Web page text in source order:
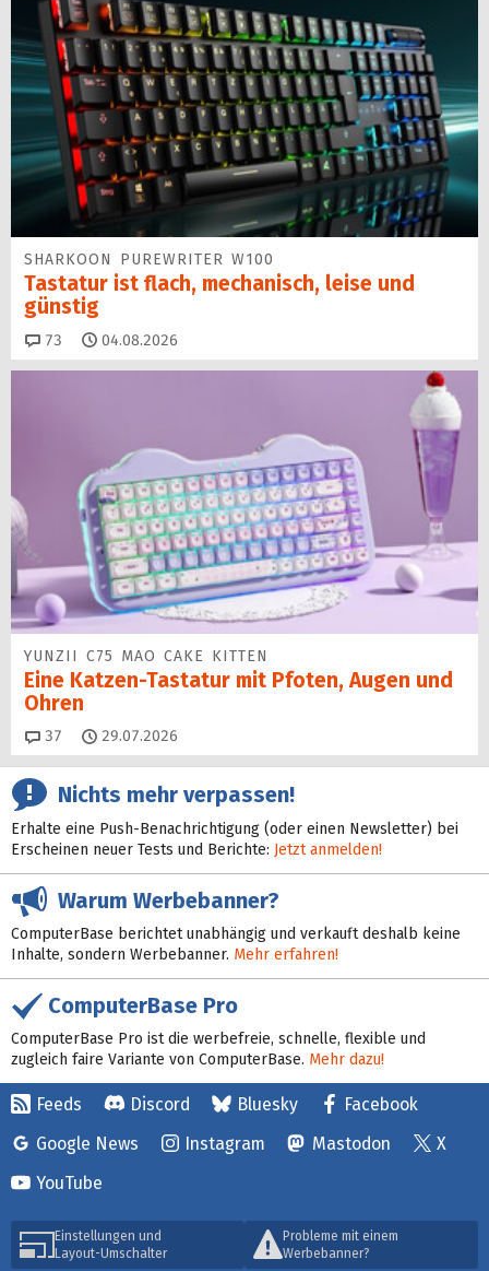
SHARKOON PUREWRITER W100
Tastatur ist flach, mechanisch, leise und
günstig
73 Kommentare
04.08.2026
YUNZII C75 MAO CAKE KITTEN
Eine Katzen-Tastatur mit Pfoten, Augen und
Ohren
37 Kommentare
29.07.2026
Nichts mehr verpassen!
Erhalte eine Push-Benachrichtigung (oder einen Newsletter) bei
Erscheinen neuer Tests und Berichte: Jetzt anmelden!
Warum Werbebanner?
ComputerBase berichtet unabhängig und verkauft deshalb keine
Inhalte, sondern Werbebanner. Mehr erfahren!
ComputerBase Pro
ComputerBase Pro ist die werbefreie, schnelle, flexible und
zugleich faire Variante von ComputerBase. Mehr dazu!
Feeds Discord Bluesky
Facebook
Google News
Instagram Mastodon
X
YouTube
Einstellungen und
Layout-Umschalter
Probleme mit einem
Werbebanner?